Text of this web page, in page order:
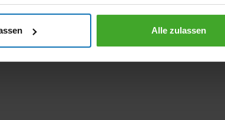
Alle zulassen
Nylon